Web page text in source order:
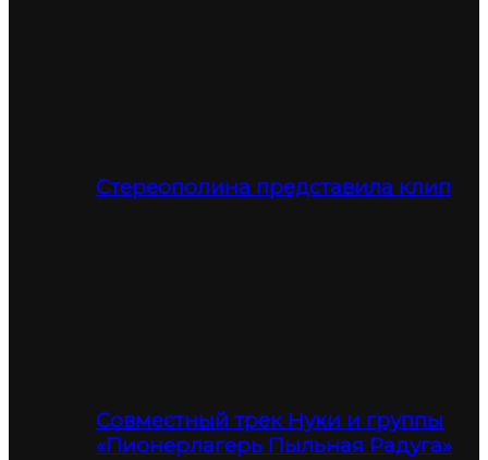
Стереополина представила клип
Совместный трек Нуки и группы
«Пионерлагерь Пыльная Радуга»